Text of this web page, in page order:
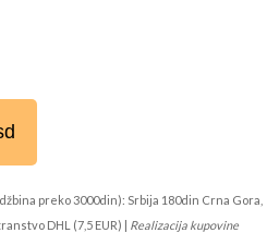
preko 3000din): Srbija 180din Crna Gora,
DHL (7,5 EUR) | Realizacija kupovine